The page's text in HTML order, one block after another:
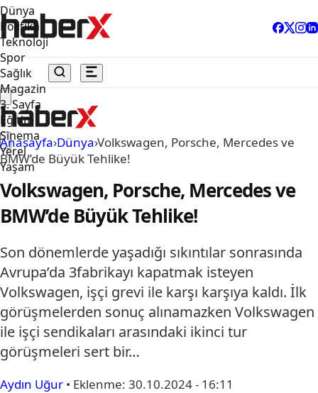
Dünya
Politika
Teknoloji
Spor
Sağlık
Magazin
3. Sayfa
Eğitim
Sinema
Yerel
Yaşam
Anasayfa›Dünya›Volkswagen, Porsche, Mercedes ve
BMW’de Büyük Tehlike!
Volkswagen, Porsche, Mercedes ve
BMW’de Büyük Tehlike!
Son dönemlerde yaşadığı sıkıntılar sonrasında
Avrupa’da 3fabrikayı kapatmak isteyen
Volkswagen, işçi grevi ile karşı karşıya kaldı. İlk
görüşmelerden sonuç alınamazken Volkswagen
ile işçi sendikaları arasındaki ikinci tur
görüşmeleri sert bir…
Aydın Uğur • Eklenme: 30.10.2024 - 16:11